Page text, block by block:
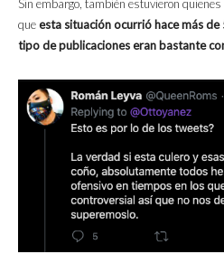
Sin embargo, también estuvieron quienes
queesta situación ocurrió hace más de
tipo de publicaciones eran bastante